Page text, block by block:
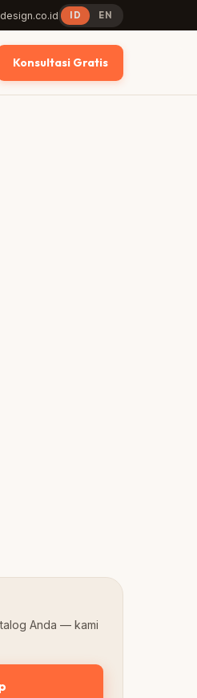
ID EN
Konsultasi Gratis
Anda — kami